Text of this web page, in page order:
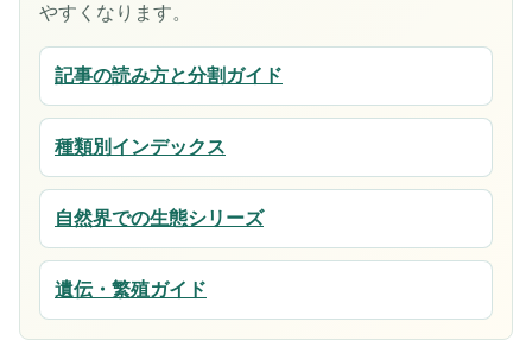
やすくなります。
記事の読み方と分割ガイド
種類別インデックス
自然界での生態シリーズ
遺伝・繁殖ガイド